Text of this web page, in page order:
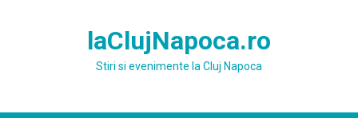
laClujNapoca.ro
Stiri si evenimente la Cluj Napoca